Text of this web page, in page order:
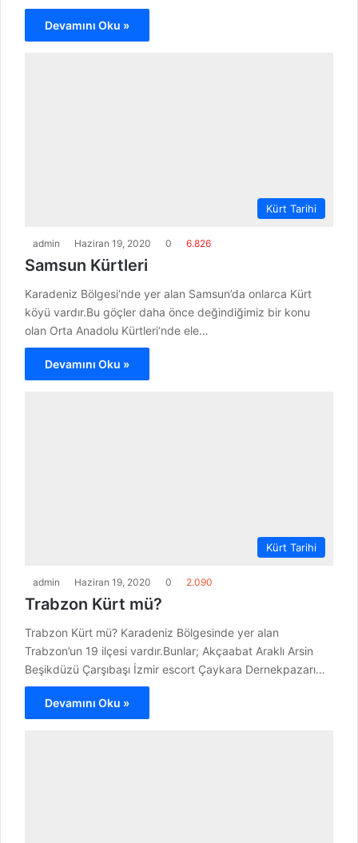
Devamını Oku »
Kürt Tarihi
admin Haziran 19, 2020 0 6.826
Samsun Kürtleri
Karadeniz Bölgesi‘nde yer alan Samsun’da onlarca Kürt
köyü vardır.Bu göçler daha önce değindiğimiz bir konu
olan Orta Anadolu Kürtleri‘nde ele…
Devamını Oku »
Kürt Tarihi
admin Haziran 19, 2020 0 2.090
Trabzon Kürt mü?
Trabzon Kürt mü? Karadeniz Bölgesinde yer alan
Trabzon’un 19 ilçesi vardır.Bunlar; Akçaabat Araklı Arsin
Beşikdüzü Çarşıbaşı İzmir escort Çaykara Dernekpazarı…
Devamını Oku »